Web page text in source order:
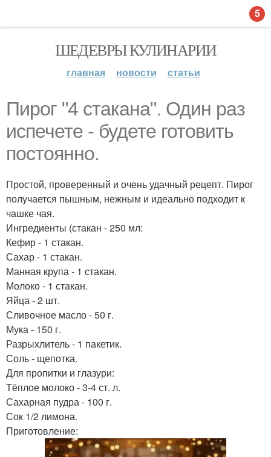
ШЕДЕВРЫ КУЛИНАРИИ
главная новости статьи
Пирог "4 стaкана". Один раз
испечете - будете готовить
постоянно.
Простой, проверенный и очень удачный рецепт. Пирог
получается пышным, нежным и идеально подходит к
чашке чая.
Ингредиенты (стакан - 250 мл:
Кефир - 1 стакан.
Сахар - 1 стакан.
Манная крупа - 1 стакан.
Молоко - 1 стакан.
Яйца - 2 шт.
Сливочное масло - 50 г.
Мука - 150 г.
Разрыхлитель - 1 пакетик.
Соль - щепотка.
Для пропитки и глазури:
Тёплое молоко - 3-4 ст. л.
Сахарная пудра - 100 г.
Сок 1/2 лимона.
Приготовление:
5